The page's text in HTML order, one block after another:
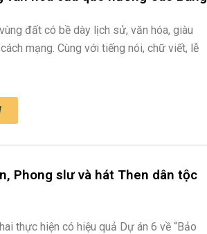
đất có bề dày lịch sử, văn hóa, giàu
mạng. Cùng với tiếng nói, chữ viết, lễ
Phong slư và hát Then dân tộc
thực hiện có hiệu quả Dự án 6 về “Bảo